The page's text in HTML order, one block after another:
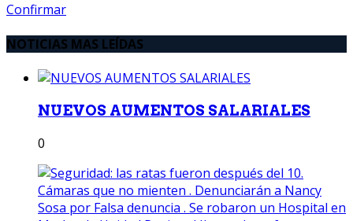
Confirmar
NOTICIAS MAS LEÍDAS
NUEVOS AUMENTOS SALARIALES
0